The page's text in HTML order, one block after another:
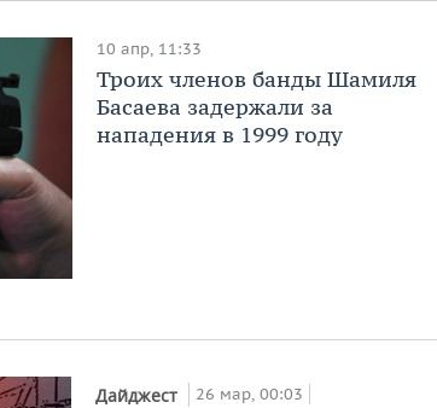
10 апр, 11:33
Троих членов банды Шамиля
Басаева задержали за
нападения в 1999 году
Дайджест 26 мар, 00:03